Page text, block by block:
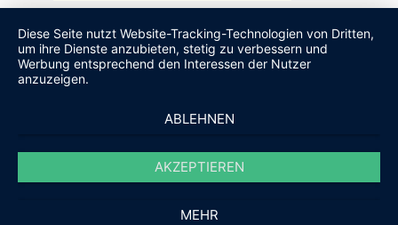
Diese Seite nutzt Website-Tracking-Technologien von Dritten,
um ihre Dienste anzubieten, stetig zu verbessern und
Werbung entsprechend den Interessen der Nutzer
anzuzeigen.
ABLEHNEN
AKZEPTIEREN
MEHR